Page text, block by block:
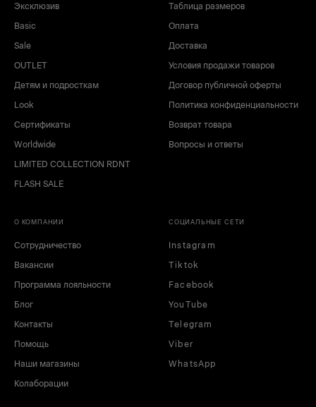
Эксклюзив
Basic
Sale
OUTLET
Детям и подросткам
Look
Сертификаты
Worldwide
LIMITED COLLECTION RDNT
FLASH SALE
Таблица размеров
Оплата
Доставка
Условия продажи товаров
Договор публичной оферты
Политика конфиденциальности
Возврат товара
Вопросы и ответы
О КОМПАНИИ
Сотрудничество
Вакансии
Программа лояльности
Блог
Контакты
Помощь
Наши магазины
Колаборации
СОЦИАЛЬНЫЕ СЕТИ
Instagram
Tiktok
Facebook
YouTube
Telegram
Viber
WhatsApp